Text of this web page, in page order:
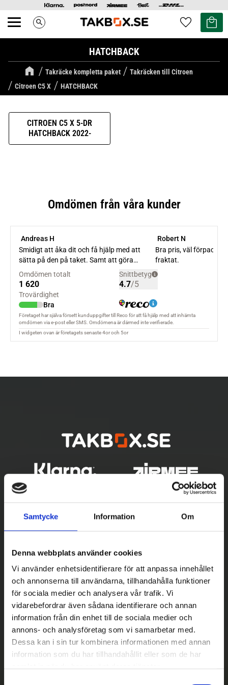
Samtycke Information Om
Denna webbplats använder cookies
Vi använder enhetsidentifierare för att anpassa innehållet
och annonserna till användarna, tillhandahålla funktioner
för sociala medier och analysera vår trafik. Vi
vidarebefordrar även sådana identifierare och annan
information från din enhet till de sociala medier och
annons- och analysföretag som vi samarbetar med.
Dessa kan i sin tur kombinera informationen med annan
information som du har tillhandahållit eller som de har
Meny search Favoriter
Kundvagn
HATCHBACK
Takräcke kompletta paket
Takräcken till Citroen
Citroen C5 X
HATCHBACK
CITROEN C5 X 5-DR
HATCHBACK 2022-
Betala säkert
|| Välj ||
Snabba leveranser
||
Eller ||
Hämta på lagret med/utan montering